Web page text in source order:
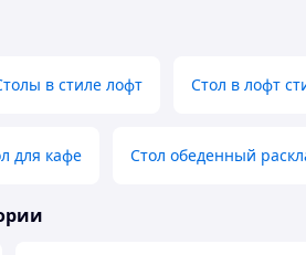
в стиле лофт Стол в лофт
для кафе Стол обеденный